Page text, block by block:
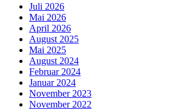
Juli 2026
Mai 2026
April 2026
August 2025
Mai 2025
August 2024
Februar 2024
Januar 2024
November 2023
November 2022